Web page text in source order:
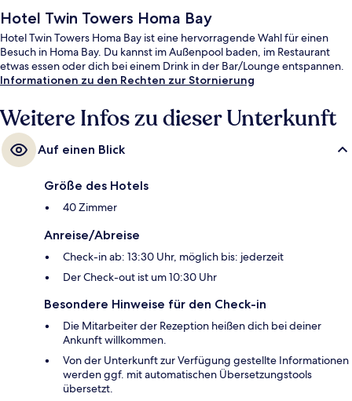
Hotel Twin Towers Homa Bay
Hotel Twin Towers Homa Bay ist eine hervorragende Wahl für einen
Besuch in Homa Bay. Du kannst im Außenpool baden, im Restaurant
etwas essen oder dich bei einem Drink in der Bar/Lounge entspannen.
Informationen zu den Rechten zur Stornierung
Weitere Infos zu dieser Unterkunft
Auf einen Blick
Größe des Hotels
40 Zimmer
Anreise/Abreise
Check-in ab: 13:30 Uhr, möglich bis: jederzeit
Der Check-out ist um 10:30 Uhr
Besondere Hinweise für den Check-in
Die Mitarbeiter der Rezeption heißen dich bei deiner
Ankunft willkommen.
Von der Unterkunft zur Verfügung gestellte Informationen
werden ggf. mit automatischen Übersetzungstools
übersetzt.